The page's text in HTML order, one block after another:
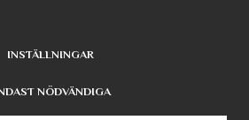
INSTÄLLNINGAR
NÖDVÄNDIGA